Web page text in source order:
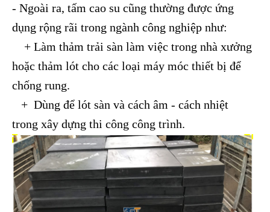
- Ngoài ra, tấm cao su cũng thường được ứng
dụng rộng rãi trong ngành công nghiệp như:
+ Làm thảm trải sàn làm việc trong nhà xưởng
hoặc thảm lót cho các loại máy móc thiết bị để
chống rung.
+ Dùng để lót sàn và cách âm - cách nhiệt
trong xây dựng thi công công trình.